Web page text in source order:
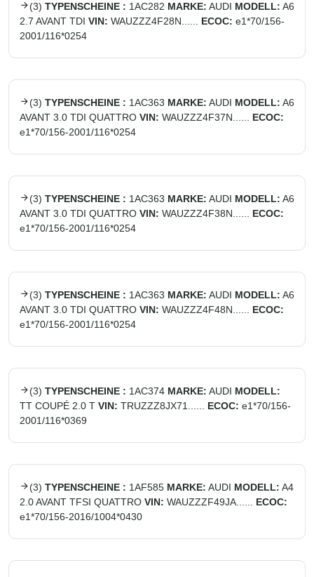
(3) TYPENSCHEINE : 1AC282 MARKE: AUDI MODELL: A6
2.7 AVANT TDI VIN: WAUZZZ4F28N...... ECOC: e1*70/156-
2001/116*0254
(3) TYPENSCHEINE : 1AC363 MARKE: AUDI MODELL: A6
AVANT 3.0 TDI QUATTRO VIN: WAUZZZ4F37N......
ECOC:
e1*70/156-2001/116*0254
(3) TYPENSCHEINE : 1AC363 MARKE: AUDI MODELL: A6
AVANT 3.0 TDI QUATTRO VIN: WAUZZZ4F38N......
ECOC:
e1*70/156-2001/116*0254
(3) TYPENSCHEINE : 1AC363 MARKE: AUDI MODELL: A6
AVANT 3.0 TDI QUATTRO VIN: WAUZZZ4F48N......
ECOC:
e1*70/156-2001/116*0254
(3) TYPENSCHEINE : 1AC374 MARKE: AUDI MODELL:
TT COUPÉ 2.0 T VIN: TRUZZZ8JX71...... ECOC: e1*70/156-
2001/116*0369
(3) TYPENSCHEINE : 1AF585 MARKE: AUDI MODELL: A4
2.0 AVANT TFSI QUATTRO VIN: WAUZZZF49JA......
ECOC:
e1*70/156-2016/1004*0430